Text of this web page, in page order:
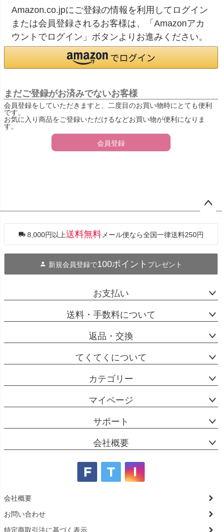
Amazon.co.jpにご登録の情報を利用してログイン
または会員登録されるお客様は、「Amazonアカ
ウントでログイン」ボタンよりお進みください。
まだご登録がお済みでないお客様
会員登録をしていただきますと、二度目のお買い物時にとても便利
です。
お気に入り商品をご登録いただけるなどお買い物が便利になりま
す。
会員登録
ジト
へ
8,000円以上送料無料 メール便なら全国一律送料250円
新規会員登録で100ポイント プレゼント
お支払い
送料・手数料について
返品・交換
てくてくについて
カテゴリー
マイページ
サポート
会社概要
会社概要
お問い合わせ
特定商取引法に基づく表示